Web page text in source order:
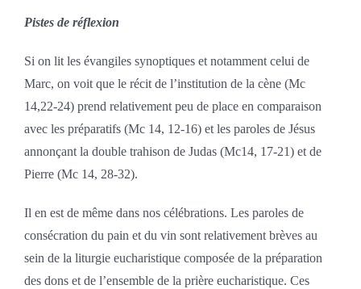
Pistes de réflexion
Si on lit les évangiles synoptiques et notamment celui de
Marc, on voit que le récit de l’institution de la cène (Mc
14,22-24) prend relativement peu de place en comparaison
avec les préparatifs (Mc 14, 12-16) et les paroles de Jésus
annonçant la double trahison de Judas (Mc14, 17-21) et de
Pierre (Mc 14, 28-32).
Il en est de même dans nos célébrations. Les paroles de
consécration du pain et du vin sont relativement brèves au
sein de la liturgie eucharistique composée de la préparation
des dons et de l’ensemble de la prière eucharistique. Ces